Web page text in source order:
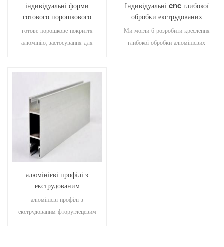
індивідуальні форми
готового порошкового
покриття екструдованих
алюмінієвих профілів
готове порошкове покриття
алюмінію, застосування для
Індивідуальні cnc глибокої
обробки екструдованих
алюмінієвих профілів
Ми могли б розробити креслення
глибокої обробки алюмінієвих
алюмінієві профілі з
екструдованим
фторуглеродним покриттям з
пвдф
алюмінієві профілі з
екструдованим фторуглецевим